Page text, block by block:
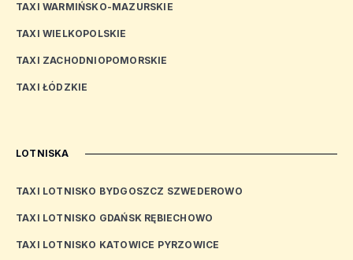
TAXI WARMIŃSKO-MAZURSKIE
TAXI WIELKOPOLSKIE
TAXI ZACHODNIOPOMORSKIE
TAXI ŁÓDZKIE
LOTNISKA
TAXI LOTNISKO BYDGOSZCZ SZWEDEROWO
TAXI LOTNISKO GDAŃSK RĘBIECHOWO
TAXI LOTNISKO KATOWICE PYRZOWICE